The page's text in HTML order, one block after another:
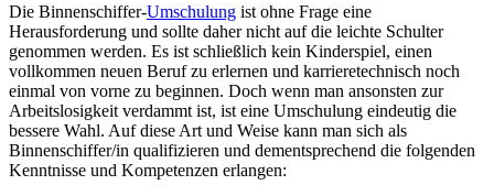
Die Binnenschiffer-Umschulung ist ohne Frage eine
Herausforderung und sollte daher nicht auf die leichte Schulter
genommen werden. Es ist schließlich kein Kinderspiel, einen
vollkommen neuen Beruf zu erlernen und karrieretechnisch noch
einmal von vorne zu beginnen. Doch wenn man ansonsten zur
Arbeitslosigkeit verdammt ist, ist eine Umschulung eindeutig die
bessere Wahl. Auf diese Art und Weise kann man sich als
Binnenschiffer/in qualifizieren und dementsprechend die folgenden
Kenntnisse und Kompetenzen erlangen: